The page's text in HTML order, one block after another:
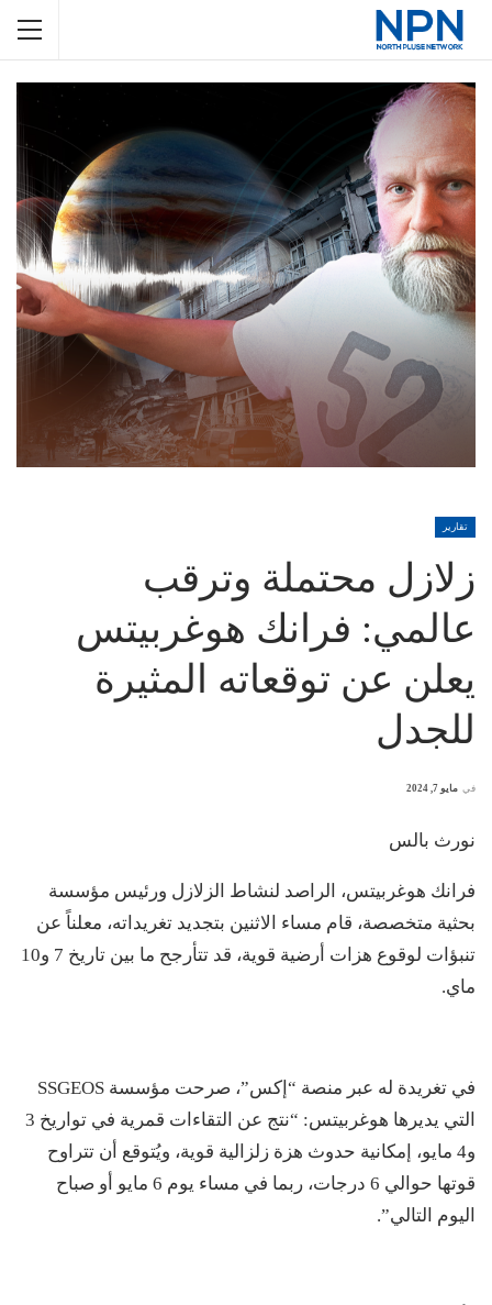
تقارير
زلازل محتملة وترقب
عالمي: فرانك هوغربيتس
يعلن عن توقعاته المثيرة
للجدل
في مايو 7, 2024
نورث بالس
فرانك هوغربيتس، الراصد لنشاط الزلازل ورئيس مؤسسة
بحثية متخصصة، قام مساء الاثنين بتجديد تغريداته، معلناً عن
تنبؤات لوقوع هزات أرضية قوية، قد تتأرجح ما بين تاريخ 7 و10
ماي.
في تغريدة له عبر منصة “إكس”، صرحت مؤسسة SSGEOS
التي يديرها هوغربيتس: “نتج عن التقاءات قمرية في تواريخ 3
و4 مايو، إمكانية حدوث هزة زلزالية قوية، ويُتوقع أن تتراوح
قوتها حوالي 6 درجات، ربما في مساء يوم 6 مايو أو صباح
اليوم التالي”.